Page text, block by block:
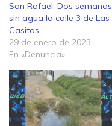
San Rafael: Dos semanas
sin agua la calle 3 de Las
Casitas
29 de enero de 2023
En «Denuncia»